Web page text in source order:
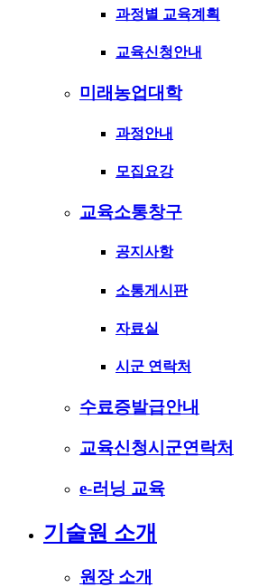
과정별 교육계획
교육신청안내
미래농업대학
과정안내
모집요강
교육소통창구
공지사항
소통게시판
자료실
시군 연락처
수료증발급안내
교육신청시군연락처
e-러닝 교육
기술원 소개
원장 소개